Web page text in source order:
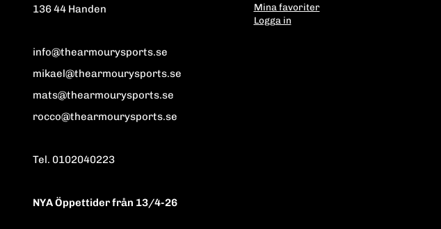
136 44 Handen
info@thearmourysports.se
mikael@thearmourysports.se
mats@thearmourysports.se
rocco@thearmourysports.se
Tel. 0102040223
NYA Öppettider från 13/4-26
Mina favoriter
Logga in